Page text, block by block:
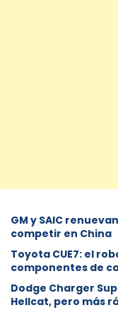
GM y SAIC
competir en China
Toyota CUE7: el
componentes de
Dodge Charger
Hellcat, pero más